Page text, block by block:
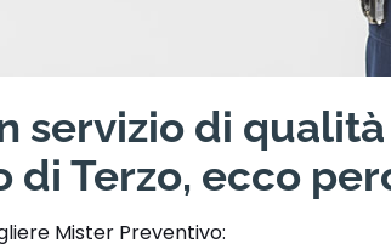
servizio di
di Terzo, ecco
Mister Preventivo: